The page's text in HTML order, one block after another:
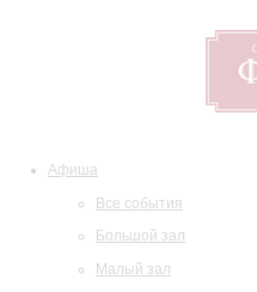
Афиша
Все события
Большой зал
Малый зал